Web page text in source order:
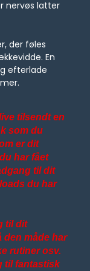
nervøs latter
der føles
En
efterlade
tilsendt en
som du
er dit
har fået
til dit
du har
til dit
den måde har
rutiner osv.
til fantastisk